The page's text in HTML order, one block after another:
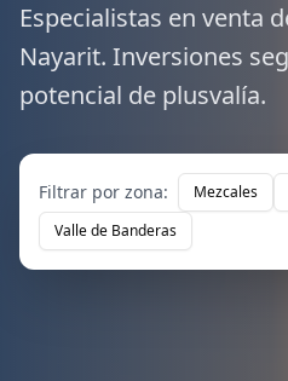
Especialistas en venta
Nayarit. Inversiones
potencial de plusvalía.
Filtrar por zona: Mezcales
Valle de Banderas